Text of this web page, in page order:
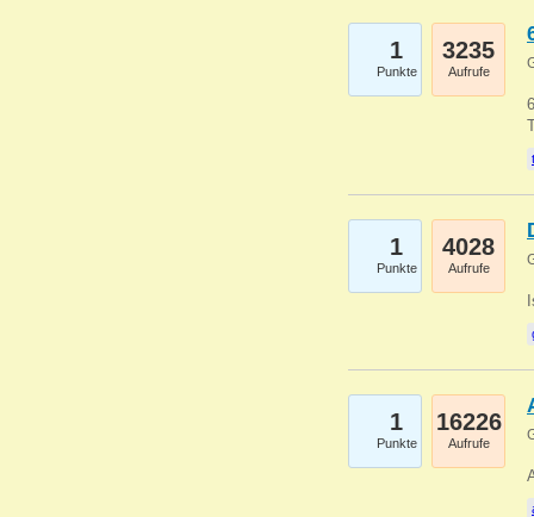
1
Punkte
3235
Aufrufe
1
Punkte
4028
Aufrufe
1
Punkte
16226
Aufrufe